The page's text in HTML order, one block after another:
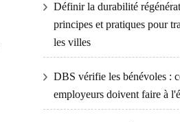
Définir la durabilité
principes et pratiques pour
les villes
DBS vérifie les bénévoles :
employeurs doivent faire à